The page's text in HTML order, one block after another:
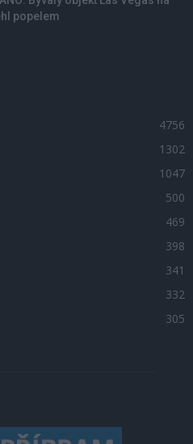
popelem
4756
1302
1047
500
469
398
341
332
305